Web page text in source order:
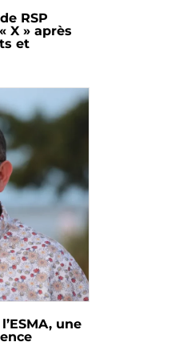
RSP
X » après
et
une